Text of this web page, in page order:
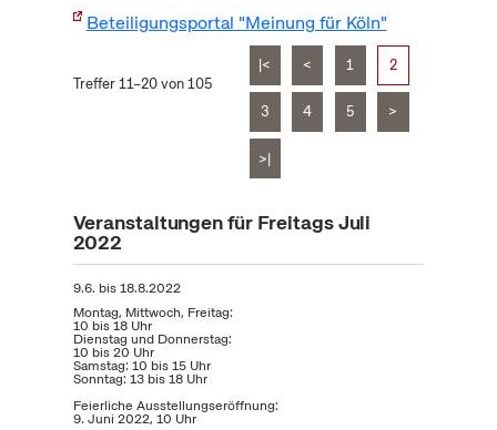
Beteiligungsportal "Meinung für Köln"
Treffer 11–20 von 105
|< < 1 2
3 4 5 >
>|
Veranstaltungen für Freitags Juli
2022
9.6. bis18.8.2022
Montag, Mittwoch, Freitag:
10 bis 18 Uhr
Dienstag und Donnerstag:
10 bis 20 Uhr
Samstag: 10 bis 15 Uhr
Sonntag: 13 bis 18 Uhr
Feierliche Ausstellungseröffnung:
9. Juni 2022, 10 Uhr